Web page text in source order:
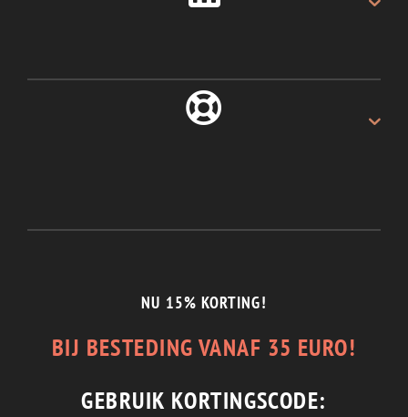
Recht van retour.
En de beste service.
NU 15% KORTING!
BIJ BESTEDING VANAF 35 EURO!
GEBRUIK KORTINGSCODE: